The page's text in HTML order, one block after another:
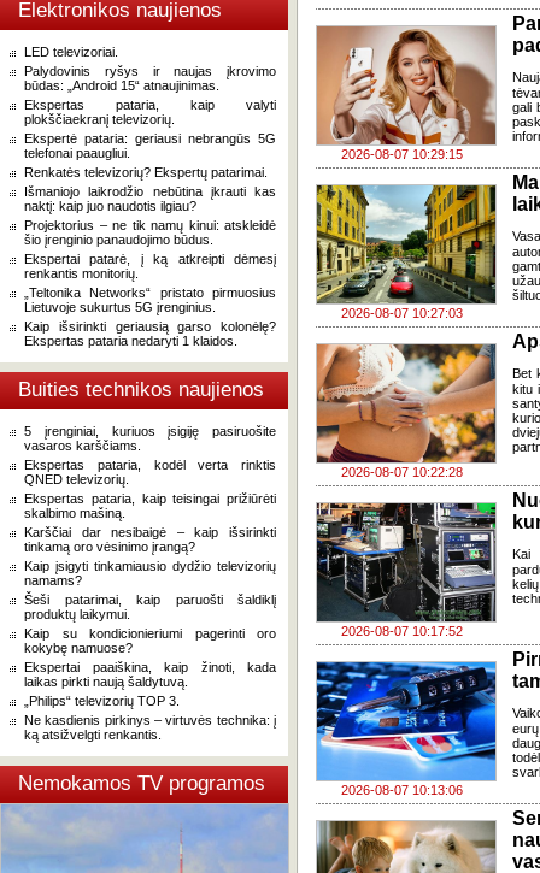
Elektronikos naujienos
LED televizoriai.
Palydovinis ryšys ir naujas įkrovimo
būdas: „Android 15“ atnaujinimas.
Ekspertas pataria, kaip valyti
plokščiaekranį televizorių.
Ekspertė pataria: geriausi nebrangūs 5G
telefonai paaugliui.
Renkatės televizorių? Ekspertų patarimai.
Išmaniojo laikrodžio nebūtina įkrauti kas
naktį: kaip juo naudotis ilgiau?
Projektorius – ne tik namų kinui: atskleidė
šio įrenginio panaudojimo būdus.
Ekspertai patarė, į ką atkreipti dėmesį
renkantis monitorių.
„Teltonika Networks“ pristato pirmuosius
Lietuvoje sukurtus 5G įrenginius.
Kaip išsirinkti geriausią garso kolonėlę?
Ekspertas pataria nedaryti 1 klaidos.
Buities technikos naujienos
5 įrenginiai, kuriuos įsigiję pasiruošite
vasaros karščiams.
Ekspertas pataria, kodėl verta rinktis
QNED televizorių.
Ekspertas pataria, kaip teisingai prižiūrėti
skalbimo mašiną.
Karščiai dar nesibaigė – kaip išsirinkti
tinkamą oro vėsinimo įrangą?
Kaip įsigyti tinkamiausio dydžio televizorių
namams?
Šeši patarimai, kaip paruošti šaldiklį
produktų laikymui.
Kaip su kondicionieriumi pagerinti oro
kokybę namuose?
Ekspertai paaiškina, kaip žinoti, kada
laikas pirkti naują šaldytuvą.
„Philips“ televizorių TOP 3.
Ne kasdienis pirkinys – virtuvės technika: į
ką atsižvelgti renkantis.
Nemokamos TV programos
2026-08-07 10:29:15
gali
2026-08-07 10:27:03
2026-08-07 10:22:28
Bet
kitu
2026-08-07 10:17:52
Kai
2026-08-07 10:13:06